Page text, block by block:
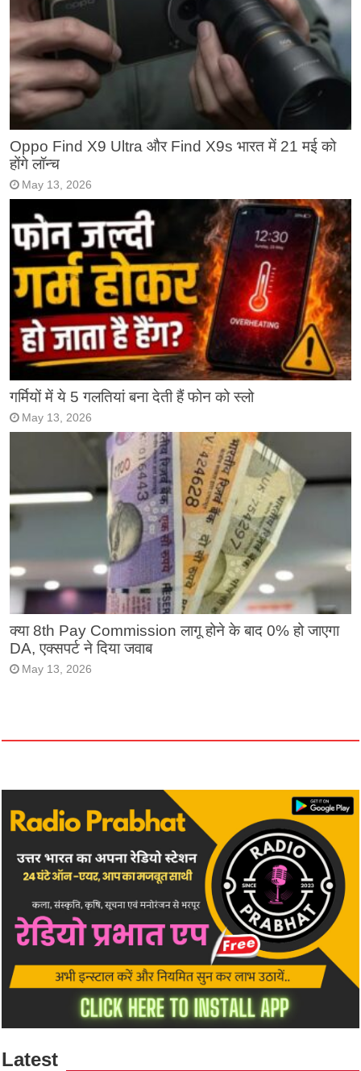
Oppo Find X9 Ultra और Find X9s भारत में 21 मई को
होंगे लॉन्च
May 13, 2026
गर्मियों में ये 5 गलतियां बना देती हैं फोन को स्लो
May 13, 2026
क्या 8th Pay Commission लागू होने के बाद 0% हो जाएगा
DA, एक्सपर्ट ने दिया जवाब
May 13, 2026
Latest